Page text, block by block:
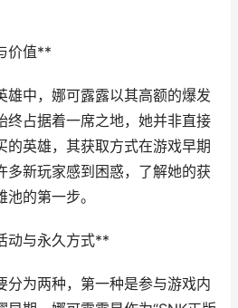
价值**
雄中，娜可露露以其高额的爆发
终占据着一席之地，她并非直接
的英雄，其获取方式在游戏早期
多新玩家感到困惑，了解她的获
的第一步。
动与永久方式**
分为两种，第一种是参与游戏内